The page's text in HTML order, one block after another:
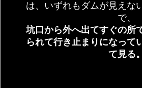
は、いずれもダムが見えな
で、
坑口から外へ出てすぐの所
られて行き止まりになって
て見る。